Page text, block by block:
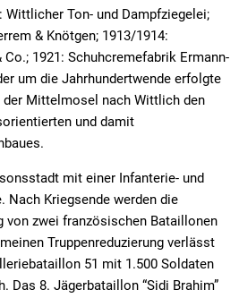
Ton- und Dampfziegelei;
& Knötgen; 1913/1914:
1921: Schuhcremefabrik Ermann-
um die Jahrhundertwende erfolgte
der Mittelmosel nach Wittlich den
und damit
mit einer Infanterie- und
Nach Kriegsende werden die
von zwei französischen Bataillonen
Truppenreduzierung verlässt
51 mit 1.500 Soldaten
Das 8. Jägerbataillon “Sidi Brahim”